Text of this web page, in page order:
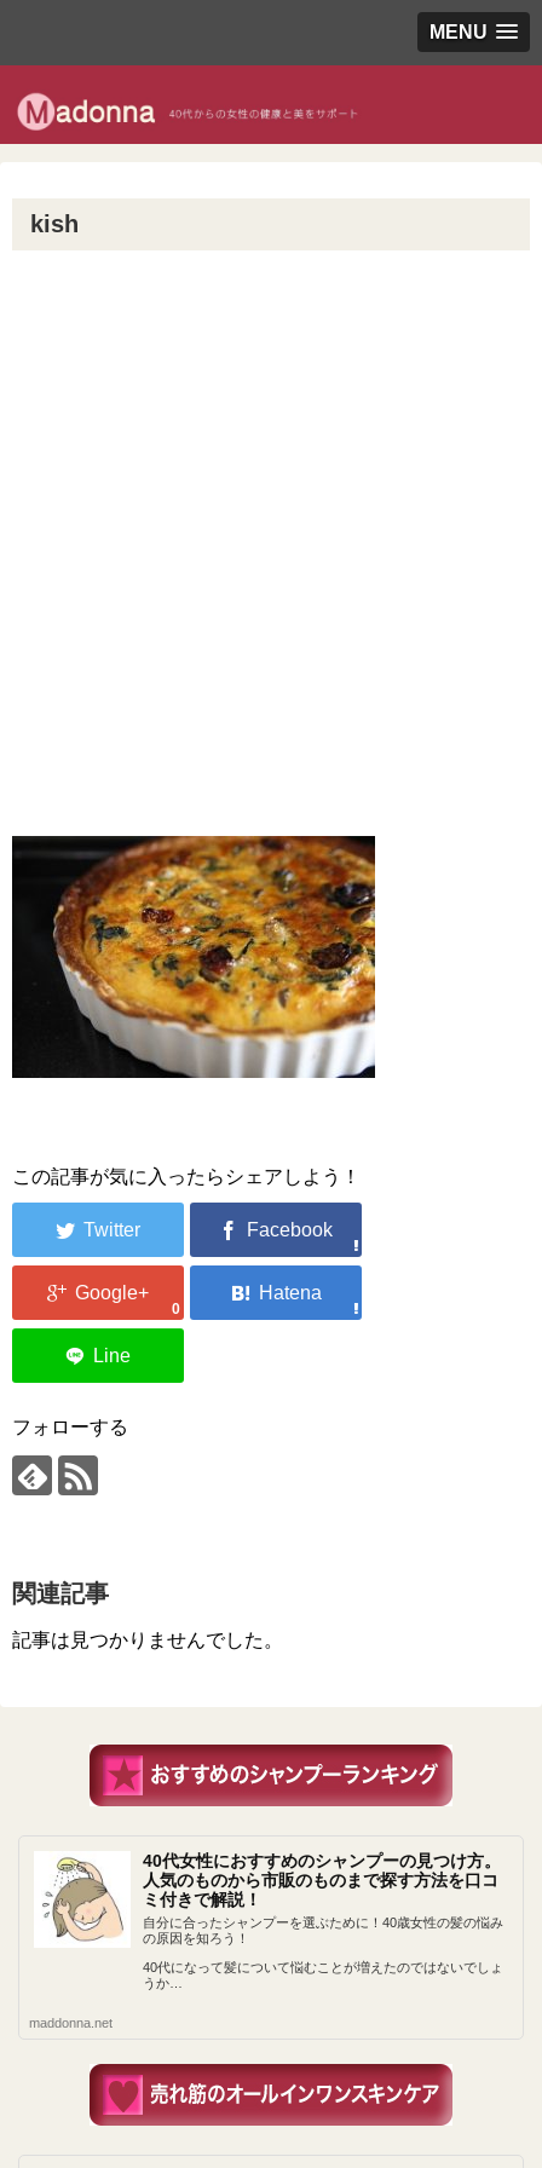
MENU
kish
この記事が気に入ったらシェアしよう！
0
フォローする
関連記事
記事は見つかりませんでした。
40代女性におすすめのシャンプーの見つけ方。
人気のものから市販のものまで探す方法を口コ
ミ付きで解説！
自分に合ったシャンプーを選ぶために！40歳女性の髪の悩み
の原因を知ろう！
40代になって髪について悩むことが増えたのではないでしょ
うか…
maddonna.net